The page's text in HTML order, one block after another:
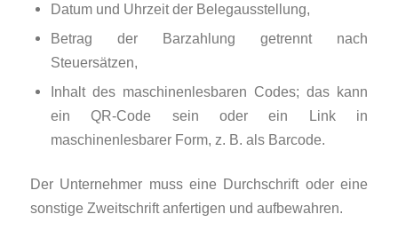
Datum und Uhrzeit der Belegausstellung,
Betrag der Barzahlung getrennt nach
Steuersätzen,
Inhalt des maschinenlesbaren Codes; das kann
ein QR-Code sein oder ein Link in
maschinenlesbarer Form, z. B. als Barcode.
Der Unternehmer muss eine Durchschrift oder eine
sonstige Zweitschrift anfertigen und aufbewahren.